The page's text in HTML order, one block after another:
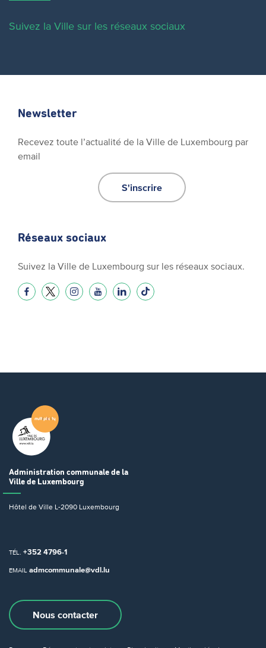
Suivez la Ville sur les réseaux sociaux
Newsletter
Recevez toute l’actualité de la Ville de Luxembourg par
email
S'inscrire
Réseaux sociaux
Suivez la Ville de Luxembourg sur les réseaux sociaux.
Administration communale de la
Ville de Luxembourg
Hôtel de Ville L-2090 Luxembourg
TÉL. +352 4796-1
EMAIL admcommunale@vdl.lu
Nous contacter